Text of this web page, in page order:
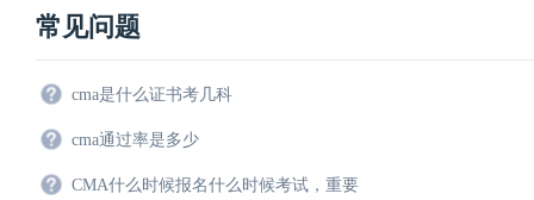
常见问题
cma是什么证书考几科
cma通过率是多少
CMA什么时候报名什么时候考试，重要